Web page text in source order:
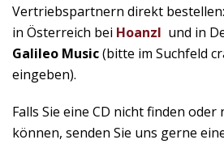
Vertriebspartnern direkt bestellen:
in Österreich bei Hoanzl und in
Galileo Music(bitte im Suchfeld
eingeben).
Falls Sie eine CD nicht finden
können, senden Sie uns gerne